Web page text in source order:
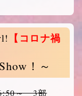
【コロナ禍
！～
～ 3部